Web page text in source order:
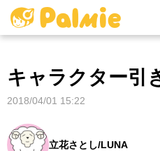
キャラクター引
2018/04/01 15:22
立花さとし/LUNA